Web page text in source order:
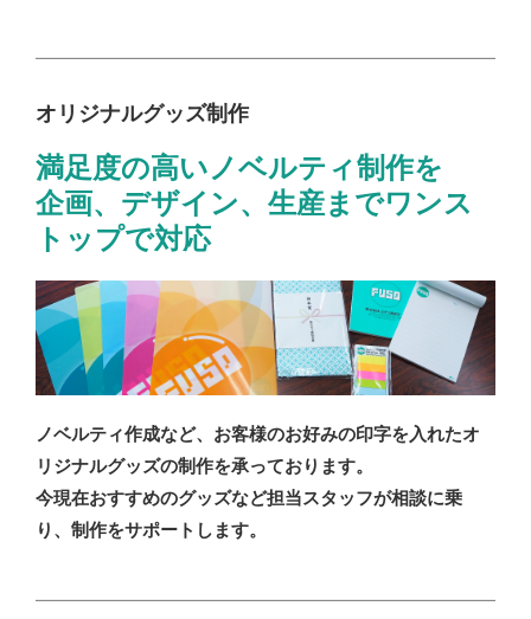
オリジナルグッズ制作
満足度の高いノベルティ制作を
企画、デザイン、生産までワンス
トップで対応
ノベルティ作成など、お客様のお好みの印字を入れたオ
リジナルグッズの制作を承っております。
今現在おすすめのグッズなど担当スタッフが相談に乗
り、制作をサポートします。